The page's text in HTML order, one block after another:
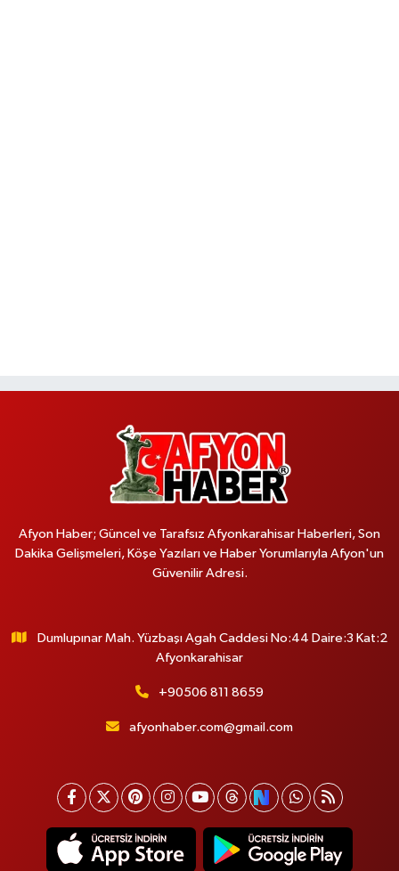
Afyon Haber; Güncel ve Tarafsız Afyonkarahisar Haberleri, Son
Dakika Gelişmeleri, Köşe Yazıları ve Haber Yorumlarıyla Afyon'un
Güvenilir Adresi.
Dumlupınar Mah. Yüzbaşı Agah Caddesi No:44 Daire:3 Kat:2
Afyonkarahisar
+90506 811 8659
afyonhaber.com@gmail.com